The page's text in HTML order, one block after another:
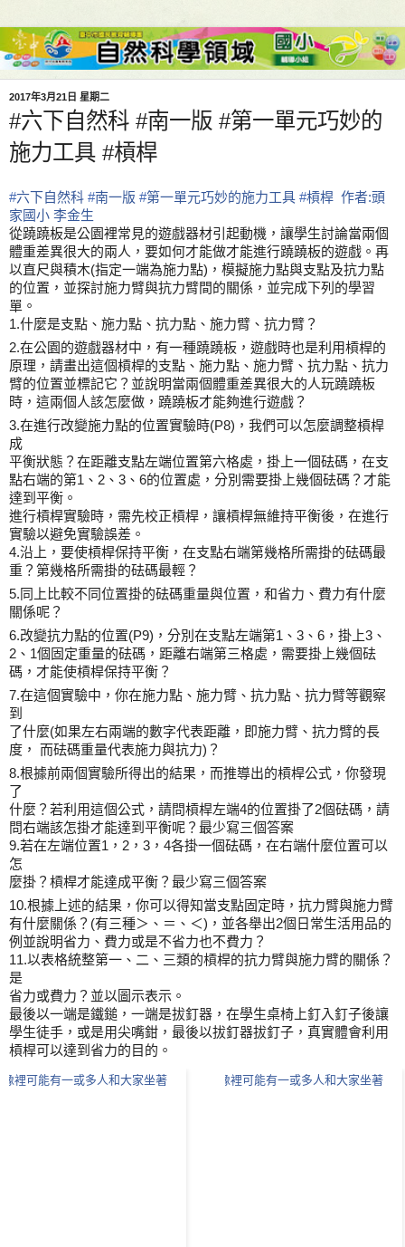
2017年3月21日 星期二
#六下自然科 #南一版 #第一單元巧妙的
施力工具 #槓桿
#六下自然科 #南一版 #第一單元巧妙的施力工具 #槓桿 作者:頭
家國小 李金生
從蹺蹺板是公園裡常見的遊戲器材引起動機，讓學生討論當兩個
體重差異很大的兩人，要如何才能做才能進行蹺蹺板的遊戲。再
以直尺與積木(指定一端為施力點)，模擬施力點與支點及抗力點
的位置，並探討施力臂與抗力臂間的關係，並完成下列的學習
單。
1.什麼是支點、施力點、抗力點、施力臂、抗力臂？
2.在公園的遊戲器材中，有一種蹺蹺板，遊戲時也是利用槓桿的
原理，請畫出這個槓桿的支點、施力點、施力臂、抗力點、抗力
臂的位置並標記它？並說明當兩個體重差異很大的人玩蹺蹺板
時，這兩個人該怎麼做，蹺蹺板才能夠進行遊戲？
3.在進行改變施力點的位置實驗時(P8)，我們可以怎麼調整槓桿
成
平衡狀態？在距離支點左端位置第六格處，掛上一個砝碼，在支
點右端的第1、2、3、6的位置處，分別需要掛上幾個砝碼？才能
達到平衡。
進行槓桿實驗時，需先校正槓桿，讓槓桿無維持平衡後，在進行
實驗以避免實驗誤差。
4.沿上，要使槓桿保持平衡，在支點右端第幾格所需掛的砝碼最
重？第幾格所需掛的砝碼最輕？
5.同上比較不同位置掛的砝碼重量與位置，和省力、費力有什麼
關係呢？
6.改變抗力點的位置(P9)，分別在支點左端第1、3、6，掛上3、
2、1個固定重量的砝碼，距離右端第三格處，需要掛上幾個砝
碼，才能使槓桿保持平衡？
7.在這個實驗中，你在施力點、施力臂、抗力點、抗力臂等觀察
到
了什麼(如果左右兩端的數字代表距離，即施力臂、抗力臂的長
度， 而砝碼重量代表施力與抗力)？
8.根據前兩個實驗所得出的結果，而推導出的槓桿公式，你發現
了
什麼？若利用這個公式，請問槓桿左端4的位置掛了2個砝碼，請
問右端該怎掛才能達到平衡呢？最少寫三個答案
9.若在左端位置1，2，3，4各掛一個砝碼，在右端什麼位置可以
怎
麼掛？槓桿才能達成平衡？最少寫三個答案
10.根據上述的結果，你可以得知當支點固定時，抗力臂與施力臂
有什麼關係？(有三種＞、＝、＜)，並各舉出2個日常生活用品的
例並說明省力、費力或是不省力也不費力？
11.以表格統整第一、二、三類的槓桿的抗力臂與施力臂的關係？
是
省力或費力？並以圖示表示。
最後以一端是鐵鎚，一端是拔釘器，在學生桌椅上釘入釘子後讓
學生徒手，或是用尖嘴鉗，最後以拔釘器拔釘子，真實體會利用
槓桿可以達到省力的目的。